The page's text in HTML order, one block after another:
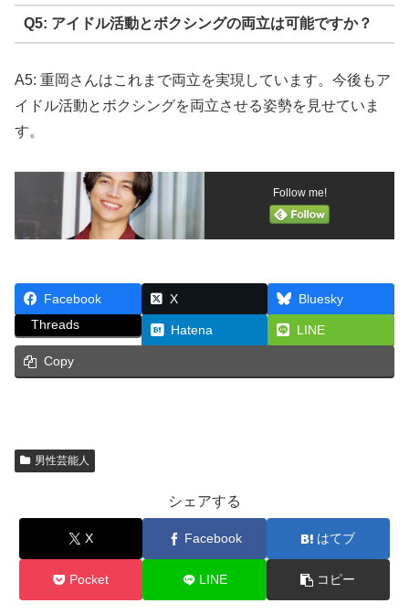
Q5: アイドル活動とボクシングの両立は可能ですか？
A5: 重岡さんはこれまで両立を実現しています。今後もア
イドル活動とボクシングを両立させる姿勢を見せていま
す。
Follow me!
Facebook X
Bluesky
Threads
Hatena LINE
Copy
男性芸能人
シェアする
X Facebook はてブ
Pocket LINE コピー